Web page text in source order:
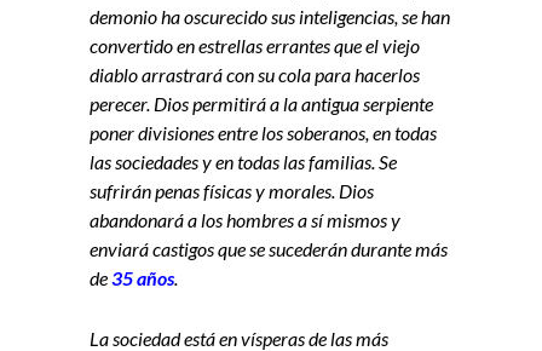
demonio ha oscurecido sus inteligencias, se han
convertido en estrellas errantes que el viejo
diablo arrastrará con su cola para hacerlos
perecer. Dios permitirá a la antigua serpiente
poner divisiones entre los soberanos, en todas
las sociedades y en todas las familias. Se
sufrirán penas físicas y morales. Dios
abandonará a los hombres a sí mismos y
enviará castigos que se sucederán durante más
de35 años
La sociedad está en vísperas de las más